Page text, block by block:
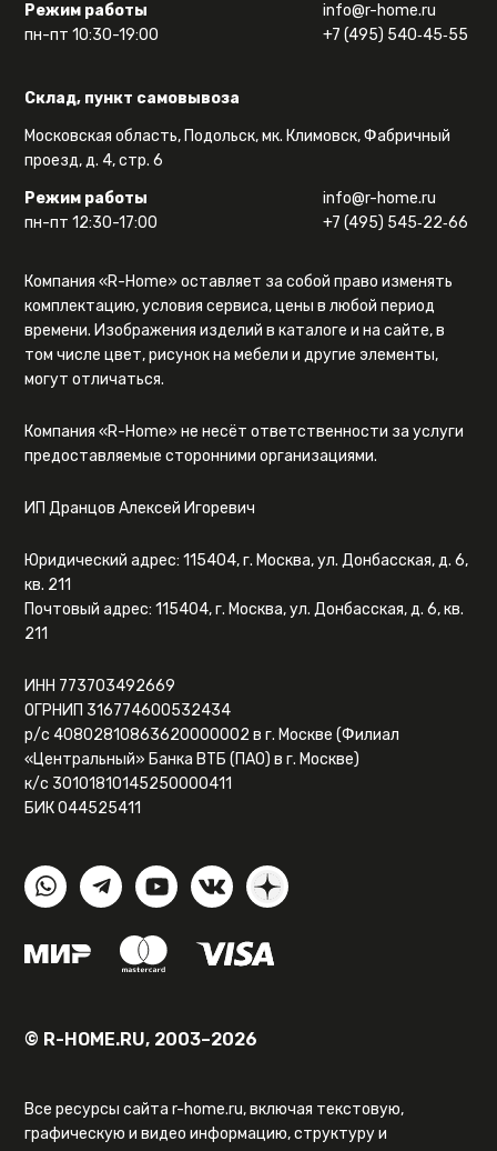
Режим работы
пн-пт 10:30-19:00
info@r-home.ru
+7 (495) 540‑45‑55
Склад, пункт самовывоза
Московская область, Подольск, мк. Климовск, Фабричный
проезд, д. 4, стр. 6
Режим работы
пн-пт 12:30-17:00
info@r-home.ru
+7 (495) 545‑22‑66
Компания «R-Home» оставляет за собой право изменять
комплектацию, условия сервиса, цены в любой период
времени. Изображения изделий в каталоге и на сайте, в
том числе цвет, рисунок на мебели и другие элементы,
могут отличаться.
Компания «R-Home» не несёт ответственности за услуги
предоставляемые сторонними организациями.
ИП Дранцов Алексей Игоревич
Юридический адрес: 115404, г. Москва, ул. Донбасская, д. 6,
кв. 211
Почтовый адрес: 115404, г. Москва, ул. Донбасская, д. 6, кв.
211
ИНН 773703492669
ОГРНИП 316774600532434
р/с 40802810863620000002 в г. Москве (Филиал
«Центральный» Банка ВТБ (ПАО) в г. Москве)
к/с 30101810145250000411
БИК 044525411
© R-HOME.RU, 2003–2026
Все ресурсы сайта r-home.ru, включая текстовую,
графическую и видео информацию, структуру и